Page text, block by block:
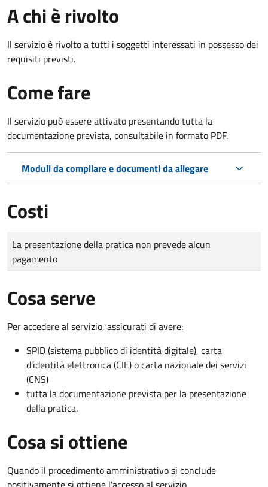
A chi è rivolto
Il servizio è rivolto a tutti i soggetti interessati in possesso dei
requisiti previsti.
Come fare
Il servizio può essere attivato presentando tutta la
documentazione prevista, consultabile in formato PDF.
Moduli da compilare e documenti da allegare
Costi
Tipo di pagamento
Importo
La presentazione della pratica non prevede alcun
pagamento
Cosa serve
Per accedere al servizio, assicurati di avere:
SPID (sistema pubblico di identità digitale), carta
d’identità elettronica (CIE) o carta nazionale dei servizi
(CNS)
tutta la documentazione prevista per la presentazione
della pratica.
Cosa si ottiene
Quando il procedimento amministrativo si conclude